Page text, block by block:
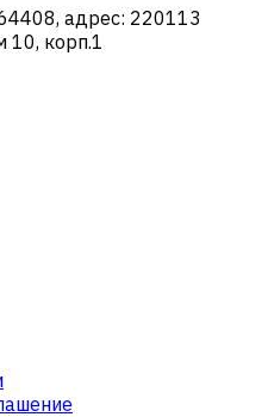
адрес: 220113
10, корп.1